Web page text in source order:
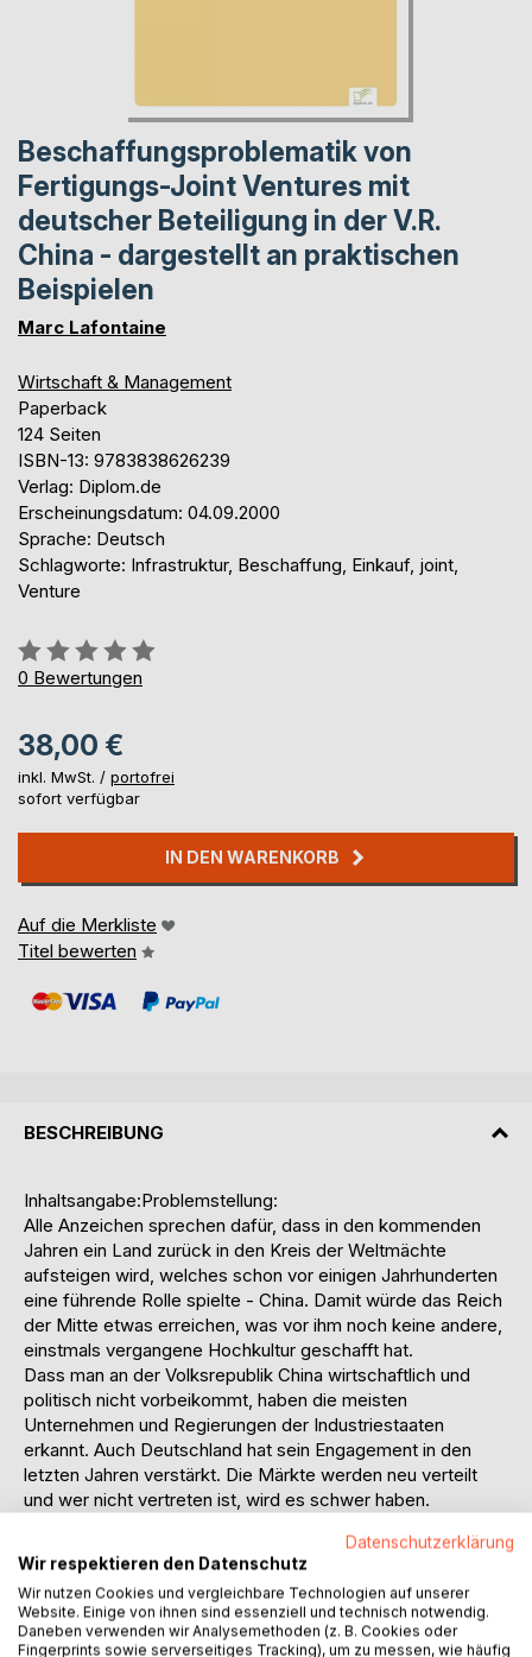
Beschaffungsproblematik von
Fertigungs-Joint Ventures mit
deutscher Beteiligung in der V.R.
China - dargestellt an praktischen
Beispielen
Marc Lafontaine
Wirtschaft & Management
Paperback
124 Seiten
ISBN-13: 9783838626239
Verlag: Diplom.de
Erscheinungsdatum: 04.09.2000
Sprache: Deutsch
Schlagworte: Infrastruktur, Beschaffung, Einkauf, joint,
Venture
Bewertung::
0%
0 Bewertungen
38,00 €
inkl. MwSt. / portofrei
sofort verfügbar
IN DEN WARENKORB
Auf die Merkliste
Titel bewerten
BESCHREIBUNG
Inhaltsangabe:Problemstellung:
Alle Anzeichen sprechen dafür, dass in den kommenden
Jahren ein Land zurück in den Kreis der Weltmächte
aufsteigen wird, welches schon vor einigen Jahrhunderten
eine führende Rolle spielte - China. Damit würde das Reich
der Mitte etwas erreichen, was vor ihm noch keine andere,
einstmals vergangene Hochkultur geschafft hat.
Dass man an der Volksrepublik China wirtschaftlich und
politisch nicht vorbeikommt, haben die meisten
Unternehmen und Regierungen der Industriestaaten
erkannt. Auch Deutschland hat sein Engagement in den
letzten Jahren verstärkt. Die Märkte werden neu verteilt
und wer nicht vertreten ist, wird es schwer haben.
Fertigungsstätte für die Märkte in den Industriestaaten.
Doch heute wollen auch die Chinesen im Binnenmarkt
konsumieren. Ausländische Produkte sind dabei sehr
beliebt, da sie den einheimischen Gütern, besonders vom
Entwicklungsstand und der Qualität her, überlegen sind.
Datenschutzerklärung
Wir respektieren den Datenschutz
Wir nutzen Cookies und vergleichbare Technologien auf unserer
Website. Einige von ihnen sind essenziell und technisch notwendig.
Daneben verwenden wir Analysemethoden (z. B. Cookies oder
Fingerprints sowie serverseitiges Tracking), um zu messen, wie häufig